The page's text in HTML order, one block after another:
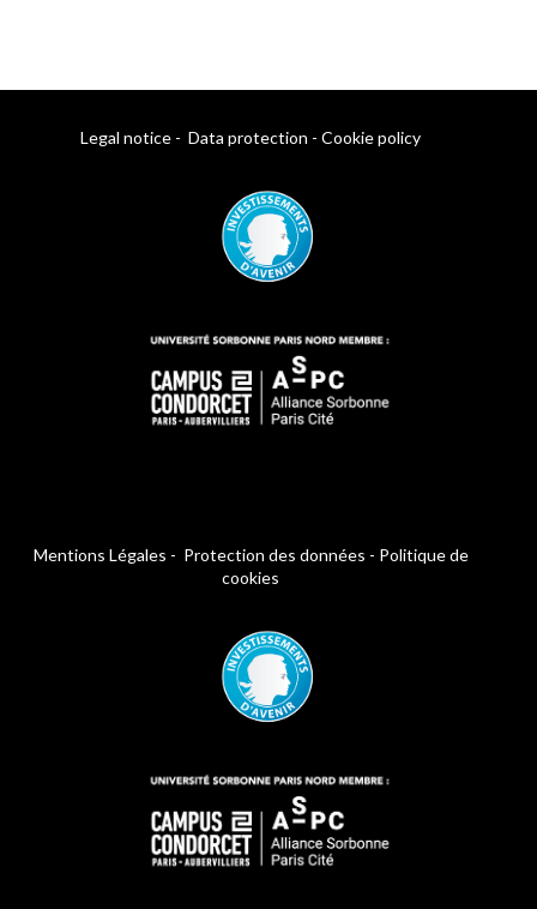
Legal notice - Data protection - Cookie policy
Mentions Légales - Protection des données - Politique de
cookies